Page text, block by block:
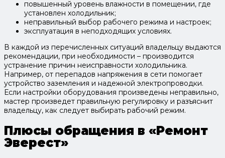
повышенный уровень влажности в помещении, где
установлен холодильник;
неправильный выбор рабочего режима и настроек;
эксплуатация в неподходящих условиях.
В каждой из перечисленных ситуаций владельцу выдаются
рекомендации, при необходимости – производится
устранение причин неисправности холодильника.
Например, от перепадов напряжения в сети помогает
устройство заземления и надежной электропроводки.
Если настройки оборудования произведены неправильно,
мастер произведет правильную регулировку и разъяснит
владельцу, как следует выбирать рабочий режим.
Плюсы обращения в «Ремонт
Эверест»